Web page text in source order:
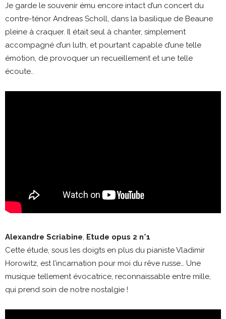
Je garde le souvenir ému encore intact d’un concert du
contre-ténor Andreas Scholl, dans la basilique de Beaune
pleine à craquer. Il était seul à chanter, simplement
accompagné d’un luth, et pourtant capable d’une telle
émotion, de provoquer un recueillement et une telle
écoute..
Alexandre Scriabine, Etude opus 2 n°1
Cette étude, sous les doigts en plus du pianiste Vladimir
Horowitz, est l’incarnation pour moi du rêve russe… Une
musique tellement évocatrice, reconnaissable entre mille,
qui prend soin de notre nostalgie !